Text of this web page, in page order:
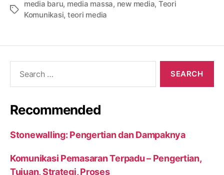
Tags
media baru, media massa, new media, Teori
Komunikasi, teori media
Recommended
Stonewalling: Pengertian dan Dampaknya
Komunikasi Pemasaran Terpadu – Pengertian,
Tujuan, Strategi, Proses